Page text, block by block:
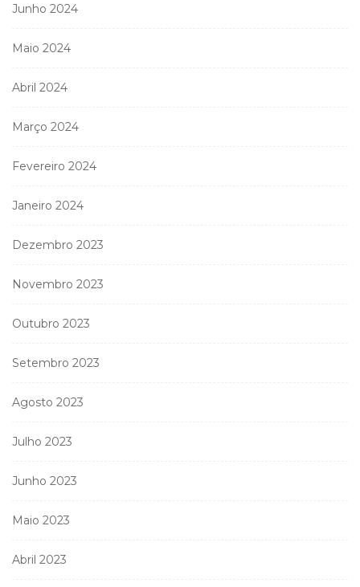
Junho 2024
Maio 2024
Abril 2024
Março 2024
Fevereiro 2024
Janeiro 2024
Dezembro 2023
Novembro 2023
Outubro 2023
Setembro 2023
Agosto 2023
Julho 2023
Junho 2023
Maio 2023
Abril 2023